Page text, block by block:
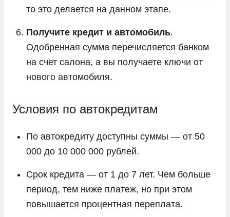
то это делается на данном этапе.
Получите кредит и автомобиль.
Одобренная сумма перечисляется банком
на счет салона, а вы получаете ключи от
нового автомобиля.
Условия по автокредитам
По автокредиту доступны суммы — от 50
000 до 10 000 000 рублей.
Срок кредита — от 1 до 7 лет. Чем больше
период, тем ниже платеж, но при этом
повышается процентная переплата.